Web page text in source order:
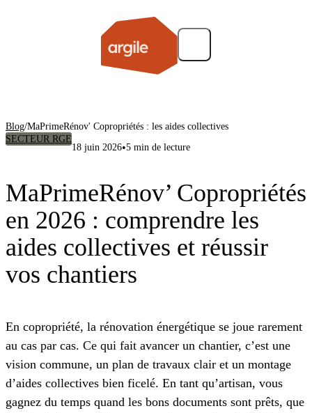
Blog/MaPrimeRénov' Copropriétés : les aides collectives
SECTEUR RGE
18 juin 2026•5 min de lecture
MaPrimeRénov’ Copropriétés
en 2026 : comprendre les
aides collectives et réussir
vos chantiers
En copropriété, la rénovation énergétique se joue rarement
au cas par cas. Ce qui fait avancer un chantier, c’est une
vision commune, un plan de travaux clair et un montage
d’aides collectives bien ficelé. En tant qu’artisan, vous
gagnez du temps quand les bons documents sont prêts, que